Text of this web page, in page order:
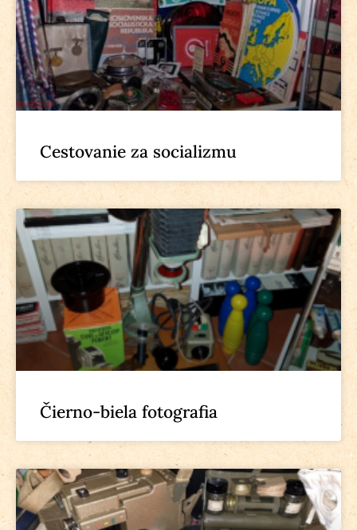
Cestovanie za socializmu
Čierno-biela fotografia